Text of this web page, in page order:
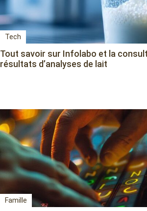
Tech
Tout savoir sur Infolabo et la
résultats d’analyses de lait
Famille